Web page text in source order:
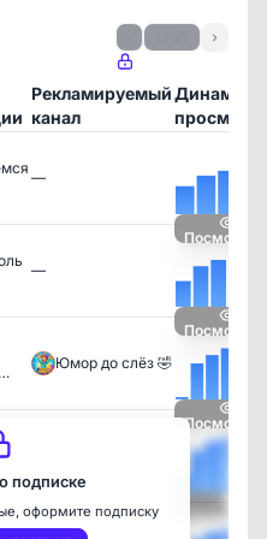
›
Рекламируемый
канал
Динамика
—
—
Юмор до слёз 🤣
подписке
оформите подписку